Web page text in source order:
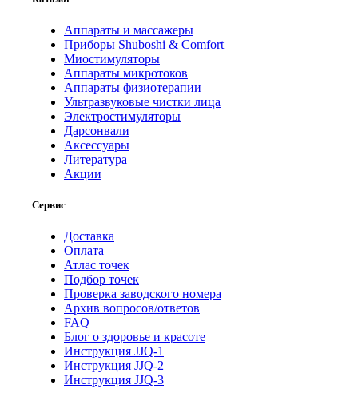
Аппараты и массажеры
Приборы Shuboshi & Comfort
Миостимуляторы
Аппараты микротоков
Аппараты физиотерапии
Ультразвуковые чистки лица
Электростимуляторы
Дарсонвали
Аксессуары
Литература
Акции
Сервис
Доставка
Оплата
Атлас точек
Подбор точек
Проверка заводского номера
Архив вопросов/ответов
FAQ
Блог о здоровье и красоте
Инструкция JJQ-1
Инструкция JJQ-2
Инструкция JJQ-3